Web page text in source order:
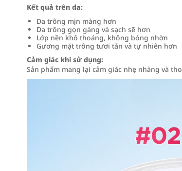
Kết quả trên da:
Da trông mịn màng hơn
Da trông gọn gàng và sạch sẽ hơn
Lớp nền khô thoáng, không bóng nhờn
Gương mặt trông tươi tắn và tự nhiên hơn
Cảm giác khi sử dụng:
Sản phẩm mang lại cảm giác nhẹ nhàng và